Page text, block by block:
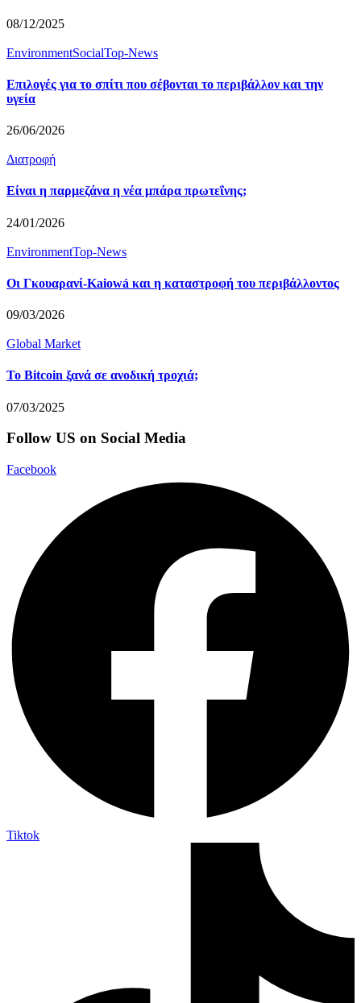
08/12/2025
EnvironmentSocialTop-News
Επιλογές για το σπίτι που σέβονται το περιβάλλον και την
υγεία
26/06/2026
Διατροφή
Είναι η παρμεζάνα η νέα μπάρα πρωτεΐνης;
24/01/2026
EnvironmentTop-News
Οι Γκουαρανί-Kaiowá και η καταστροφή του περιβάλλοντος
09/03/2026
Global Market
Το Bitcoin ξανά σε ανοδική τροχιά;
07/03/2025
Follow US on Social Media
Facebook
Tiktok